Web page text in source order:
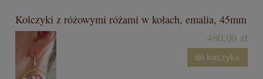
Kolczyki z różowymi różami w kołach, emalia, 45mm
480,00 zł
do koszyka